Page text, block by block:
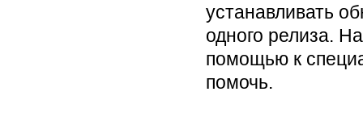
устанавливать
одного релиза.
помощью к
помочь.